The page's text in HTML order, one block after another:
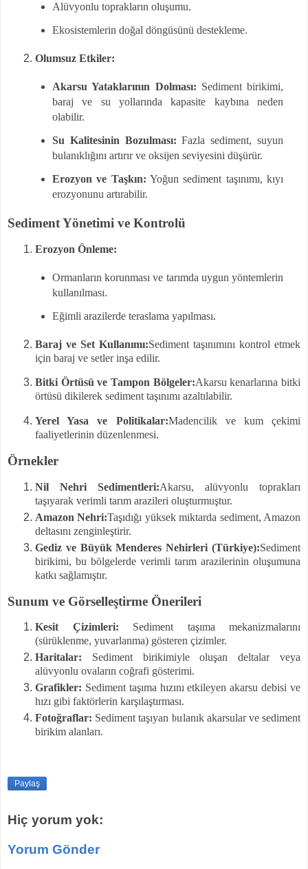
Alüvyonlu toprakların oluşumu.
Ekosistemlerin doğal döngüsünü destekleme.
Olumsuz Etkiler:
Akarsu Yataklarının Dolması: Sediment birikimi,
baraj ve su yollarında kapasite kaybına neden
olabilir.
Su Kalitesinin Bozulması: Fazla sediment, suyun
bulanıklığını artırır ve oksijen seviyesini düşürür.
Erozyon ve Taşkın: Yoğun sediment taşınımı, kıyı
erozyonunu artırabilir.
Sediment Yönetimi ve Kontrolü
Erozyon Önleme:
Ormanların korunması ve tarımda uygun yöntemlerin
kullanılması.
Eğimli arazilerde teraslama yapılması.
Baraj ve Set Kullanımı:Sediment taşınımını kontrol etmek
için baraj ve setler inşa edilir.
Bitki Örtüsü ve Tampon Bölgeler:Akarsu kenarlarına bitki
örtüsü dikilerek sediment taşınımı azaltılabilir.
Yerel Yasa ve Politikalar:Madencilik ve kum çekimi
faaliyetlerinin düzenlenmesi.
Örnekler
Nil Nehri Sedimentleri:Akarsu, alüvyonlu toprakları
taşıyarak verimli tarım arazileri oluşturmuştur.
Amazon Nehri:Taşıdığı yüksek miktarda sediment, Amazon
deltasını zenginleştirir.
Gediz ve Büyük Menderes Nehirleri (Türkiye):Sediment
birikimi, bu bölgelerde verimli tarım arazilerinin oluşumuna
katkı sağlamıştır.
Sunum ve Görselleştirme Önerileri
Kesit Çizimleri: Sediment taşıma mekanizmalarını
(sürüklenme, yuvarlanma) gösteren çizimler.
Haritalar: Sediment birikimiyle oluşan deltalar veya
alüvyonlu ovaların coğrafi gösterimi.
Grafikler: Sediment taşıma hızını etkileyen akarsu debisi ve
hızı gibi faktörlerin karşılaştırması.
Fotoğraflar: Sediment taşıyan bulanık akarsular ve sediment
birikim alanları.
Paylaş
Hiç yorum yok:
Yorum Gönder